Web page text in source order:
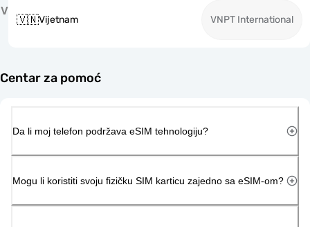
V
🇻🇳Vijetnam VNPT International
Centar za pomoć
Da li moj telefon podržava eSIM tehnologiju?
Mogu li koristiti svoju fizičku SIM karticu zajedno sa eSIM-om?